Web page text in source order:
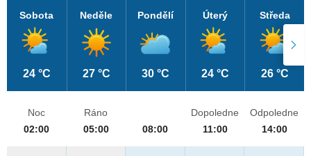
Sobota
24 °C
Neděle
27 °C
Pondělí
30 °C
Úterý
24 °C
Středa
26 °C
Noc
02:00
Ráno
05:00
08:00
Dopoledne
11:00
Odpoledne
14:00